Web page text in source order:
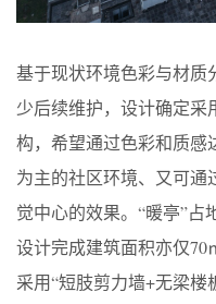
基于现状环境色彩与材质
少后续维护，设计确定采
构，希望通过色彩和质感
为主的社区环境、又可
觉中心的效果。“暖亭”占
设计完成建筑面积亦仅70
采用“短肢剪力墙+无梁楼